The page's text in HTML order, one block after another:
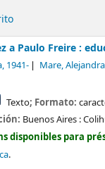
a Paulo Freire :
, 1941- Mare, Alejandra
Texto; Formato:
Buenos Aires :
disponibles para
.